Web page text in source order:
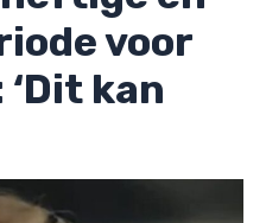
voor
kan